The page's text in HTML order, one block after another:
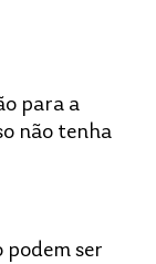
para a
não tenha
podem ser